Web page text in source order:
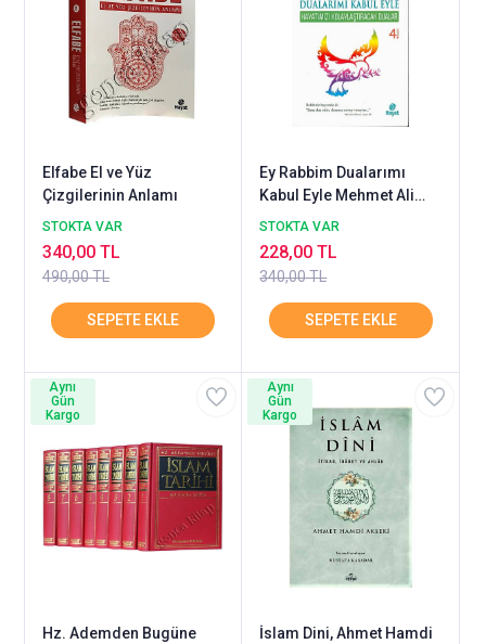
Elfabe El ve Yüz
Çizgilerinin Anlamı
STOKTA VAR
490,00 TL
340,00 TL
Ey Rabbim Dualarımı
Kabul Eyle Mehmet Ali
Bulut
STOKTA VAR
340,00 TL
228,00 TL
Hz. Ademden Bugüne
Aynı
Gün
Kargo
İslam Dini, Ahmet Hamdi
Aynı
Gün
Kargo